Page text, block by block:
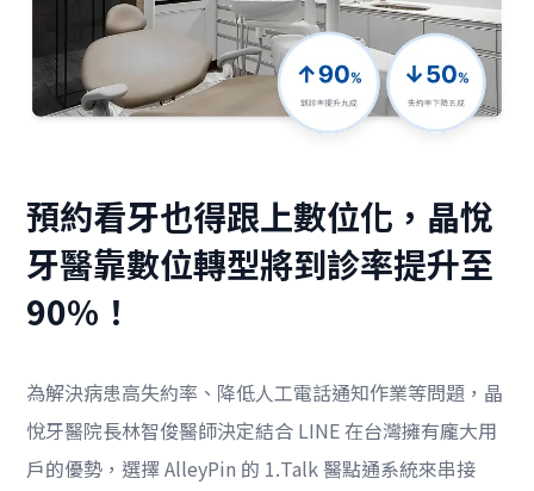
預約看牙也得跟上數位化，晶悅
牙醫靠數位轉型將到診率提升至
90%！
為解決病患高失約率、降低人工電話通知作業等問題，晶
悅牙醫院長林智俊醫師決定結合 LINE 在台灣擁有龐大用
戶的優勢，選擇 AlleyPin 的 1.Talk 醫點通系統來串接